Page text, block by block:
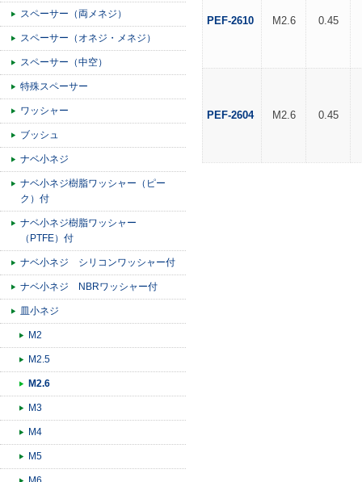
スペーサー（両メネジ）
スペーサー（オネジ・メネジ）
スペーサー（中空）
特殊スペーサー
ワッシャー
ブッシュ
ナベ小ネジ
ナベ小ネジ樹脂ワッシャー（ピー
ク）付
ナベ小ネジ樹脂ワッシャー
（PTFE）付
ナベ小ネジ シリコンワッシャー付
ナベ小ネジ NBRワッシャー付
皿小ネジ
M2
M2.5
M2.6
M3
M4
M5
PEF-2610 M2.6 0.45
PEF-2604 M2.6 0.45